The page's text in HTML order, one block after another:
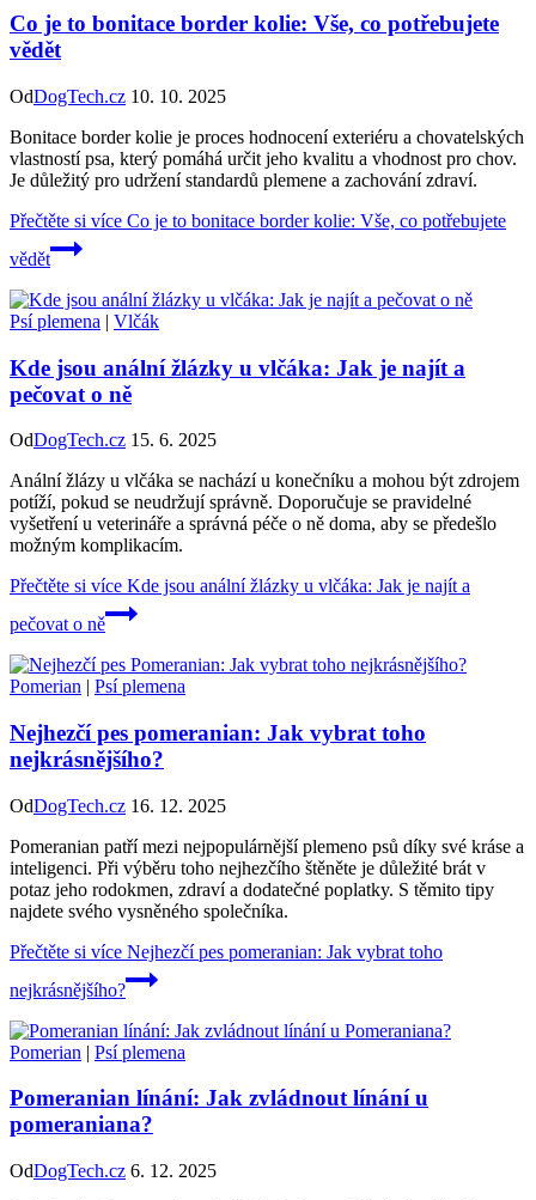
Co je to bonitace border kolie: Vše, co potřebujete
vědět
OdDogTech.cz 10. 10. 2025
Bonitace border kolie je proces hodnocení exteriéru a chovatelských
vlastností psa, který pomáhá určit jeho kvalitu a vhodnost pro chov.
Je důležitý pro udržení standardů plemene a zachování zdraví.
Přečtěte si více Co je to bonitace border kolie: Vše, co potřebujete
vědět
Psí plemena | Vlčák
Kde jsou anální žlázky u vlčáka: Jak je najít a
pečovat o ně
OdDogTech.cz 15. 6. 2025
Anální žlázy u vlčáka se nachází u konečníku a mohou být zdrojem
potíží, pokud se neudržují správně. Doporučuje se pravidelné
vyšetření u veterináře a správná péče o ně doma, aby se předešlo
možným komplikacím.
Přečtěte si více Kde jsou anální žlázky u vlčáka: Jak je najít a
pečovat o ně
Pomerian | Psí plemena
Nejhezčí pes pomeranian: Jak vybrat toho
nejkrásnějšího?
OdDogTech.cz 16. 12. 2025
Pomeranian patří mezi nejpopulárnější plemeno psů díky své kráse a
inteligenci. Při výběru toho nejhezčího štěněte je důležité brát v
potaz jeho rodokmen, zdraví a dodatečné poplatky. S těmito tipy
najdete svého vysněného společníka.
Přečtěte si více Nejhezčí pes pomeranian: Jak vybrat toho
nejkrásnějšího?
Pomerian | Psí plemena
Pomeranian línání: Jak zvládnout línání u
pomeraniana?
OdDogTech.cz 6. 12. 2025